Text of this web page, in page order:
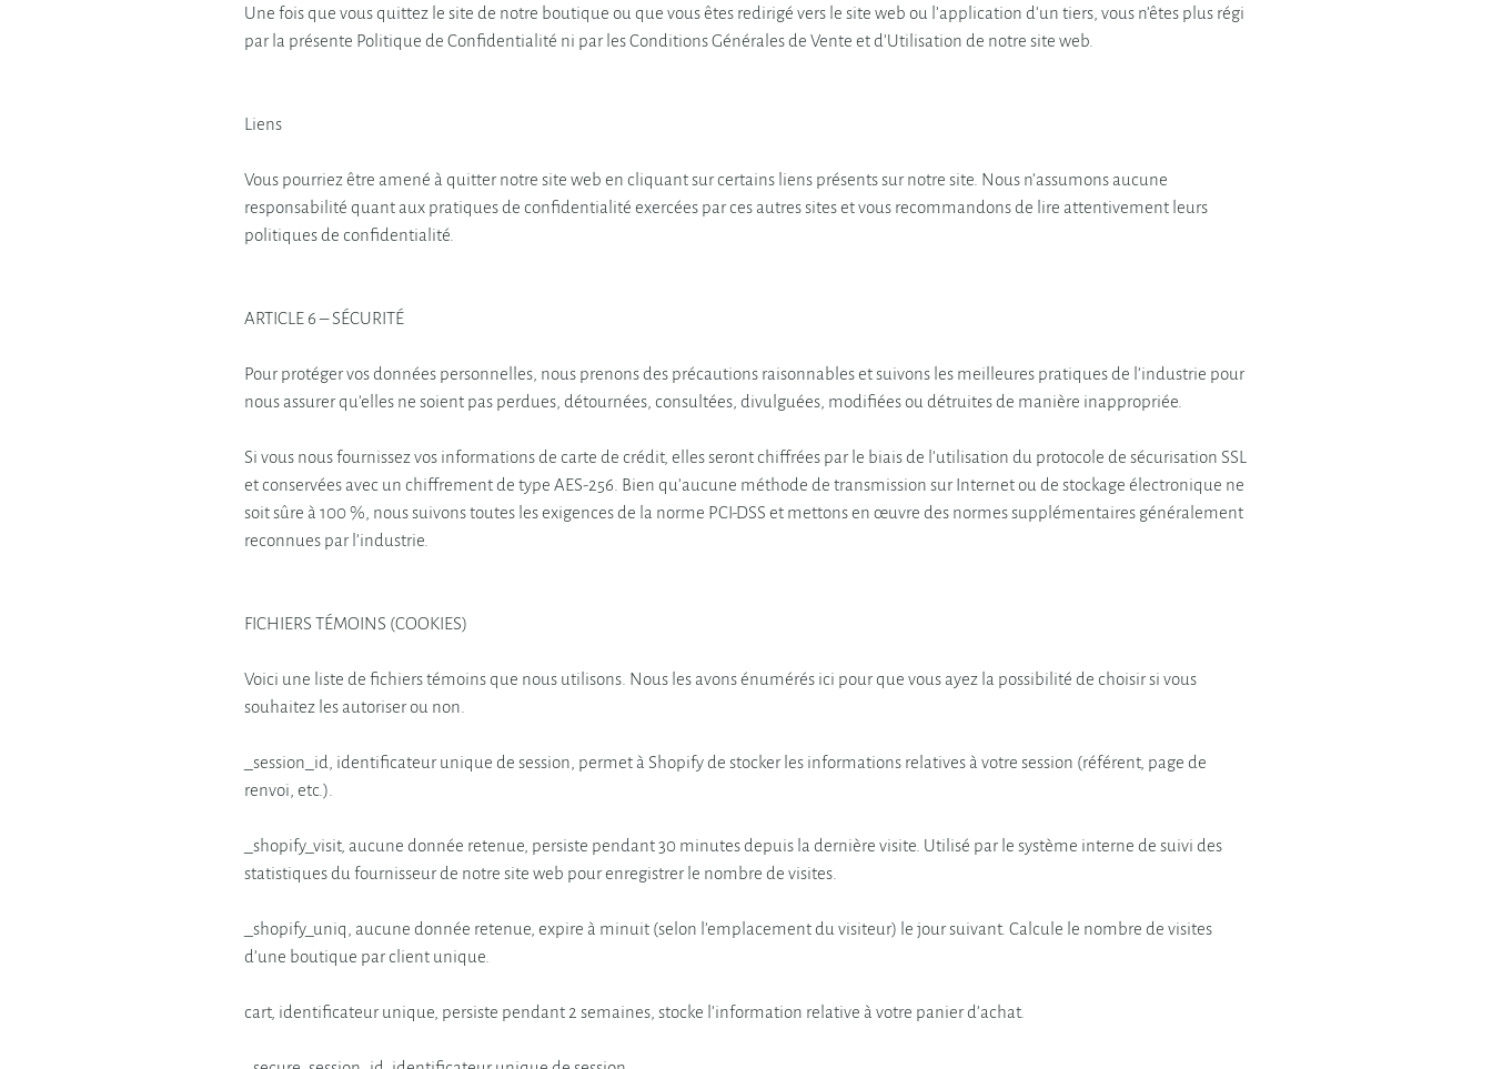
Une fois que vous quittez le site de notre boutique ou que vous êtes redirigé vers le site web ou l’application d’un tiers, vous n’êtes plus régi
par la présente Politique de Confidentialité ni par les Conditions Générales de Vente et d’Utilisation de notre site web.
Liens
Vous pourriez être amené à quitter notre site web en cliquant sur certains liens présents sur notre site. Nous n’assumons aucune
responsabilité quant aux pratiques de confidentialité exercées par ces autres sites et vous recommandons de lire attentivement leurs
politiques de confidentialité.
ARTICLE 6 – SÉCURITÉ
Pour protéger vos données personnelles, nous prenons des précautions raisonnables et suivons les meilleures pratiques de l’industrie pour
nous assurer qu’elles ne soient pas perdues, détournées, consultées, divulguées, modifiées ou détruites de manière inappropriée.
Si vous nous fournissez vos informations de carte de crédit, elles seront chiffrées par le biais de l’utilisation du protocole de sécurisation SSL
et conservées avec un chiffrement de type AES-256. Bien qu’aucune méthode de transmission sur Internet ou de stockage électronique ne
soit sûre à 100 %, nous suivons toutes les exigences de la norme PCI-DSS et mettons en œuvre des normes supplémentaires généralement
reconnues par l’industrie.
FICHIERS TÉMOINS (COOKIES)
Voici une liste de fichiers témoins que nous utilisons. Nous les avons énumérés ici pour que vous ayez la possibilité de choisir si vous
souhaitez les autoriser ou non.
_session_id, identificateur unique de session, permet à Shopify de stocker les informations relatives à votre session (référent, page de
renvoi, etc.).
_shopify_visit, aucune donnée retenue, persiste pendant 30 minutes depuis la dernière visite. Utilisé par le système interne de suivi des
statistiques du fournisseur de notre site web pour enregistrer le nombre de visites.
_shopify_uniq, aucune donnée retenue, expire à minuit (selon l’emplacement du visiteur) le jour suivant. Calcule le nombre de visites
d’une boutique par client unique.
cart, identificateur unique, persiste pendant 2 semaines, stocke l’information relative à votre panier d’achat.